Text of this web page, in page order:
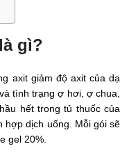
gì?
axit giảm độ axit của dạ
tình trạng ợ hơi, ợ chua,
hết trong tủ thuốc của
hợp dịch uống. Mỗi gói sẽ
gel 20%.